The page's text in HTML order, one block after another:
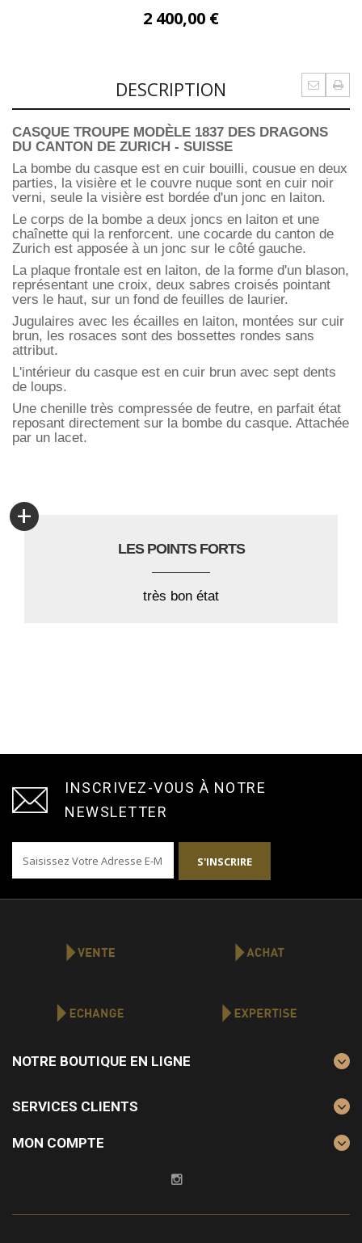
2 400,00 €
DESCRIPTION
CASQUE TROUPE MODÈLE 1837 DES DRAGONS
DU CANTON DE ZURICH - SUISSE
La bombe du casque est en cuir bouilli, cousue en deux
parties, la visière et le couvre nuque sont en cuir noir
verni, seule la visière est bordée d'un jonc en laiton.
Le corps de la bombe a deux joncs en laiton et une
chaînette qui la renforcent. une cocarde du canton de
Zurich est apposée à un jonc sur le côté gauche.
La plaque frontale est en laiton, de la forme d'un blason,
représentant une croix, deux sabres croisés pointant
vers le haut, sur un fond de feuilles de laurier.
Jugulaires avec les écailles en laiton, montées sur cuir
brun, les rosaces sont des bossettes rondes sans
attribut.
L'intérieur du casque est en cuir brun avec sept dents
de loups.
Une chenille très compressée de feutre, en parfait état
reposant directement sur la bombe du casque. Attachée
par un lacet.
+
LES POINTS FORTS
très bon état
INSCRIVEZ-VOUS À NOTRE
NEWSLETTER
S'INSCRIRE
NOTRE BOUTIQUE EN LIGNE
SERVICES CLIENTS
MON COMPTE